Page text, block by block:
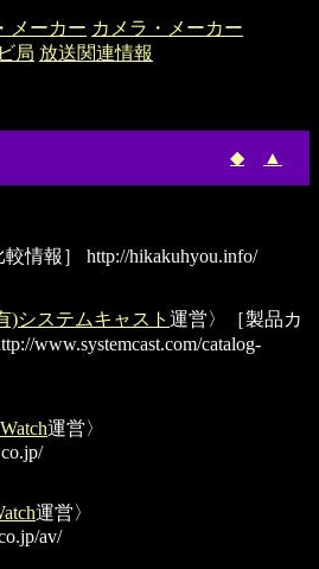
メーカー カメラ・メーカー
局 放送関連情報
◆ ▲
較情報］ http://hikakuhyou.info/
)システムキャスト 運営〉［製品カ
www.systemcast.com/catalog-
運営〉
運営〉
av/